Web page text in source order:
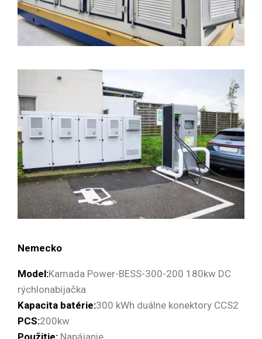
Nemecko
Model:Kamada Power-BESS-300-200 180kw DC
rýchlonabíjačka
Kapacita batérie:300 kWh duálne konektory CCS2
PCS:200kw